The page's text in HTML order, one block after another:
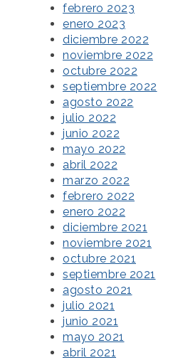
febrero 2023
enero 2023
diciembre 2022
noviembre 2022
octubre 2022
septiembre 2022
agosto 2022
julio 2022
junio 2022
mayo 2022
abril 2022
marzo 2022
febrero 2022
enero 2022
diciembre 2021
noviembre 2021
octubre 2021
septiembre 2021
agosto 2021
julio 2021
junio 2021
mayo 2021
abril 2021